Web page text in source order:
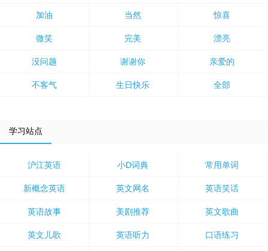
加油 当然 惊喜
微笑 完美 漂亮
没问题 谢谢你 亲爱的
不客气 生日快乐 全部
学习站点
沪江英语 小D词典 常用单词
新概念英语 英文网名 英语笑话
英语故事 美剧推荐 英文歌曲
英文儿歌 英语听力 口语练习